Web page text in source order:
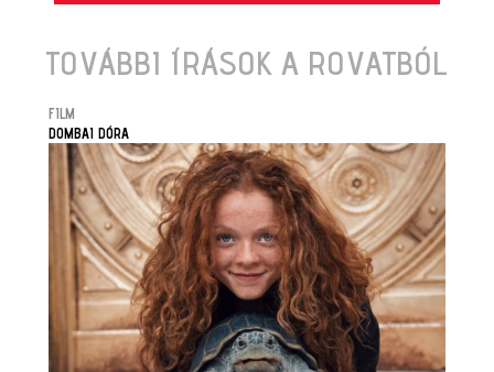
TOVÁBBI ÍRÁSOK A ROVATBÓL
FILM
DOMBAI DÓRA